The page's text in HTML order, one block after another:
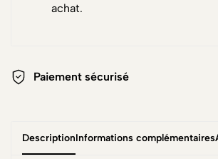
achat.
Paiement sécurisé
DescriptionInformations complémentaires